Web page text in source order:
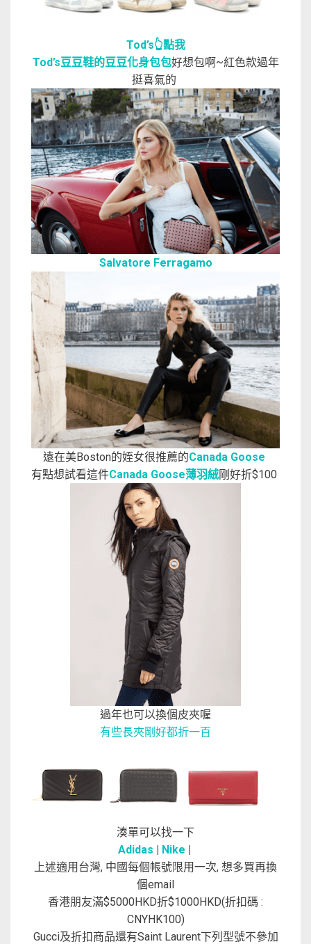
Tod’s👆點我
Tod’s豆豆鞋的豆豆化身包包好想包啊~紅色款過年
挺喜氣的
Salvatore Ferragamo
遠在美Boston的姪女很推薦的Canada Goose
有點想試看這件Canada Goose薄羽絨剛好折$100
過年也可以換個皮夾喔
有些長夾剛好都折一百
湊單可以找一下
Adidas | Nike |
上述適用台灣, 中國每個帳號限用一次, 想多買再換
個email
香港朋友滿$5000HKD折$1000HKD(折扣碼 :
CNYHK100)
Gucci及折扣商品還有Saint Laurent下列型號不參加